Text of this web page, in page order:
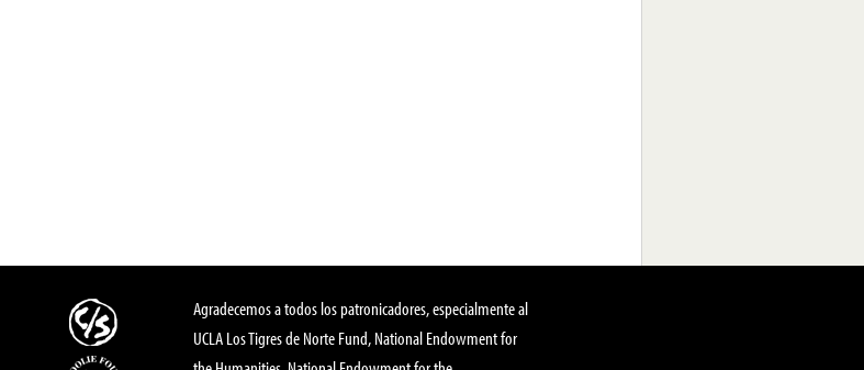
Agradecemos a todos los patronicadores, especialmente al
UCLA Los Tigres de Norte Fund, National Endowment for